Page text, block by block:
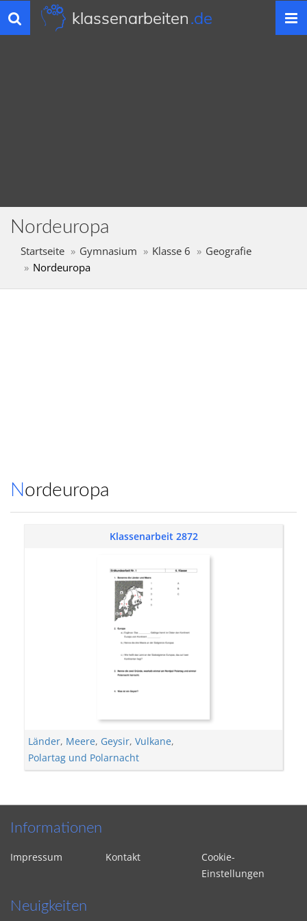
Toggle
navigation
klassenarbeiten.de
Nordeuropa
Startseite Gymnasium Klasse 6
Geografie
Nordeuropa
Nordeuropa
Klassenarbeit 2872
Länder, Meere, Geysir, Vulkane,
Polartag und Polarnacht
Informationen
Impressum Kontakt
Cookie-
Einstellungen
Neuigkeiten